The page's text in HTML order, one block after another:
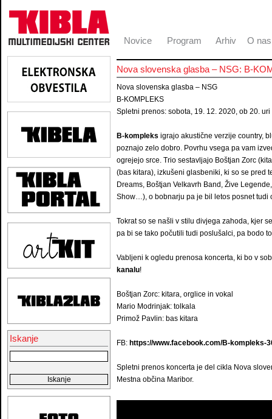
Novice Program Arhiv O nas
Iskanje
Nova slovenska glasba – NSG: B-
Nova slovenska glasba – NSG
B-KOMPLEKS
Spletni prenos: sobota, 19. 12. 2020, ob 20. uri
B-kompleks igrajo akustične verzije country,
poznajo zelo dobro. Povrhu vsega pa vam
ogrejejo srce. Trio sestavljajo Boštjan Zorc
(bas kitara), izkušeni glasbeniki, ki so se pred
Dreams, Boštjan Velkavrh Band, Žive
Show…), o bobnarju pa je bil letos posnet tudi
Tokrat so se našli v stilu divjega zahoda, kjer
pa bi se tako počutili tudi poslušalci, pa bodo
Vabljeni k ogledu prenosa koncerta, ki bo v
kanalu!
Boštjan Zorc: kitara, orglice in vokal
Mario Modrinjak: tolkala
Primož Pavlin: bas kitara
FB: https://www.facebook.com/B-kompleks-
Spletni prenos koncerta je del cikla Nova
Mestna občina Maribor.